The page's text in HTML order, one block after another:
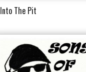
Into The Pit